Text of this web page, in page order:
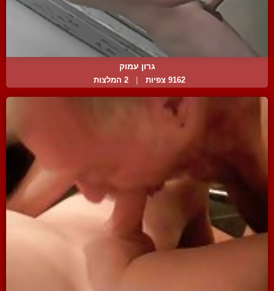
גרון עמוק
9162 צפיות 2 המלצות